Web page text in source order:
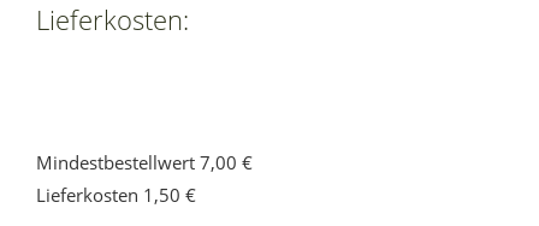
Lieferkosten:
Mindestbestellwert 7,00 €
Lieferkosten 1,50 €